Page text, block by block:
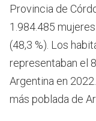
Provincia de
1.984.485
(48,3 %). Los
representaban el
Argentina en
más poblada de